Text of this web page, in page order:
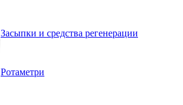
Засыпки и средства регенерации
Ротаметри